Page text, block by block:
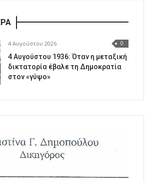
4 Αυγούστου 2026 0
4 Αυγούστου 1936: Όταν η μεταξική
δικτατορία έβαλε τη Δημοκρατία
στον «γύψο»